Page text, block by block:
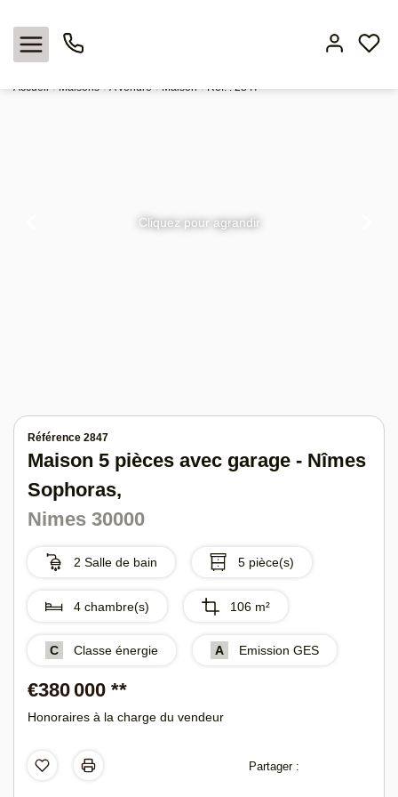
Accueil Maisons A vendre Maison Ref. : 2847
Cliquez pour agrandir
Référence 2847
Maison 5 pièces avec garage -
Nîmes Sophoras,
Nimes 30000
2 Salle de bain 5 pièce(s)
4 chambre(s) 106 m²
C Classe énergie A Emission GES
€380 000**
Honoraires à la charge du vendeur
Partager :